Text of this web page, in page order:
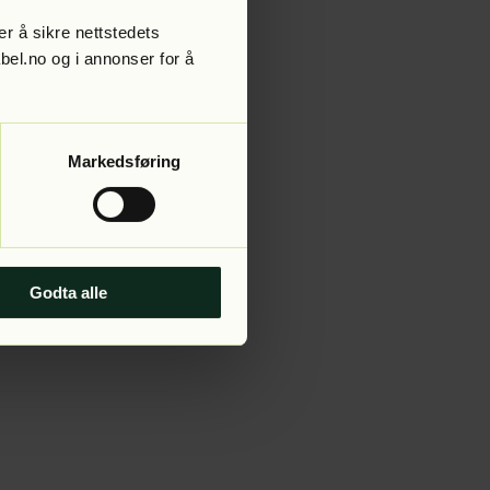
å sikre nettstedets
og i annonser for å
Markedsføring
Godta alle